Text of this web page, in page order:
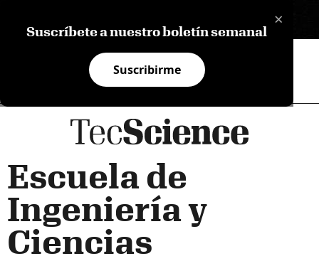
×
Suscríbete a nuestro boletín semanal
Suscribirme
Escuela de
Ingeniería y
Ciencias